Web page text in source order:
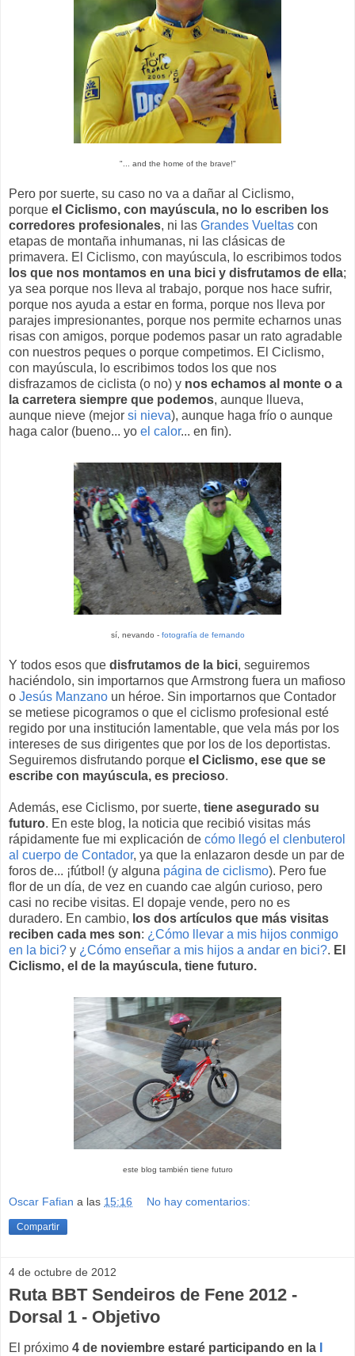
"... and the home of the brave!"
Pero por suerte, su caso no va a dañar al Ciclismo,
porque el Ciclismo, con mayúscula, no lo escriben los
corredores profesionales, ni las Grandes Vueltas con
etapas de montaña inhumanas, ni las clásicas de
primavera. El Ciclismo, con mayúscula, lo escribimos todos
los que nos montamos en una bici y disfrutamos de ella;
ya sea porque nos lleva al trabajo, porque nos hace sufrir,
porque nos ayuda a estar en forma, porque nos lleva por
parajes impresionantes, porque nos permite echarnos unas
risas con amigos, porque podemos pasar un rato agradable
con nuestros peques o porque competimos. El Ciclismo,
con mayúscula, lo escribimos todos los que nos
disfrazamos de ciclista (o no) y nos echamos al monte o a
la carretera siempre que podemos, aunque llueva,
aunque nieve (mejor si nieva), aunque haga frío o aunque
haga calor (bueno... yo el calor... en fin).
sí, nevando - fotografía de fernando
Y todos esos que disfrutamos de la bici, seguiremos
haciéndolo, sin importarnos que Armstrong fuera un mafioso
o Jesús Manzano un héroe. Sin importarnos que Contador
se metiese picogramos o que el ciclismo profesional esté
regido por una institución lamentable, que vela más por los
intereses de sus dirigentes que por los de los deportistas.
Seguiremos disfrutando porque el Ciclismo, ese que se
escribe con mayúscula, es precioso.
Además, ese Ciclismo, por suerte, tiene asegurado su
futuro. En este blog, la noticia que recibió visitas más
rápidamente fue mi explicación de cómo llegó el clenbuterol
al cuerpo de Contador, ya que la enlazaron desde un par de
foros de... ¡fútbol! (y alguna página de ciclismo). Pero fue
flor de un día, de vez en cuando cae algún curioso, pero
casi no recibe visitas. El dopaje vende, pero no es
duradero. En cambio, los dos artículos que más visitas
reciben cada mes son: ¿Cómo llevar a mis hijos conmigo
en la bici? y ¿Cómo enseñar a mis hijos a andar en bici?. El
Ciclismo, el de la mayúscula, tiene futuro.
este blog también tiene futuro
Oscar Fafian a las 15:16 No hay comentarios:
Compartir
4 de octubre de 2012
Ruta BBT Sendeiros de Fene 2012 -
Dorsal 1 - Objetivo
El próximo 4 de noviembre estaré participando en la